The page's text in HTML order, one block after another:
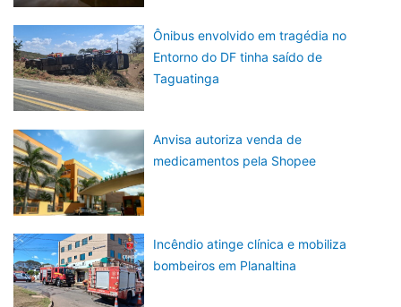
Ônibus envolvido em tragédia no
Entorno do DF tinha saído de
Taguatinga
Anvisa autoriza venda de
medicamentos pela Shopee
Incêndio atinge clínica e mobiliza
bombeiros em Planaltina